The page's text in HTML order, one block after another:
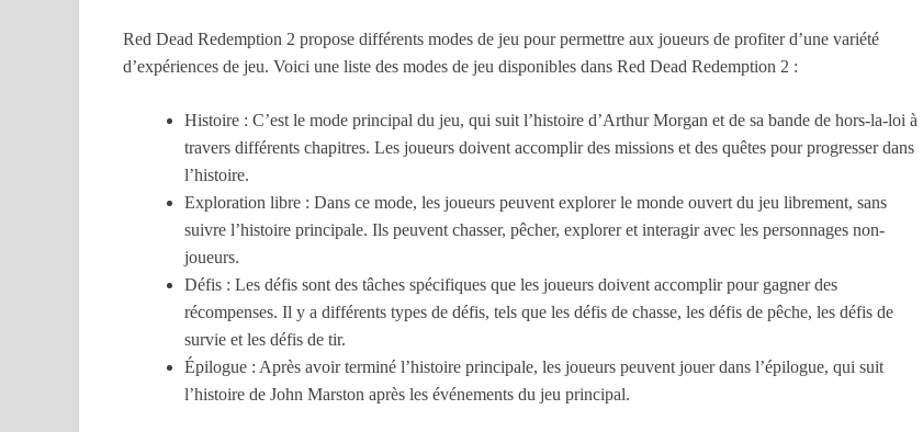
Red Dead Redemption 2 propose différents modes de jeu pour permettre aux joueurs de profiter d’une variété
d’expériences de jeu. Voici une liste des modes de jeu disponibles dans Red Dead Redemption 2 :
Histoire : C’est le mode principal du jeu, qui suit l’histoire d’Arthur Morgan et de sa bande de hors-la-loi à
travers différents chapitres. Les joueurs doivent accomplir des missions et des quêtes pour progresser dans
l’histoire.
Exploration libre : Dans ce mode, les joueurs peuvent explorer le monde ouvert du jeu librement, sans
suivre l’histoire principale. Ils peuvent chasser, pêcher, explorer et interagir avec les personnages non-
joueurs.
Défis : Les défis sont des tâches spécifiques que les joueurs doivent accomplir pour gagner des
récompenses. Il y a différents types de défis, tels que les défis de chasse, les défis de pêche, les défis de
survie et les défis de tir.
Épilogue : Après avoir terminé l’histoire principale, les joueurs peuvent jouer dans l’épilogue, qui suit
l’histoire de John Marston après les événements du jeu principal.